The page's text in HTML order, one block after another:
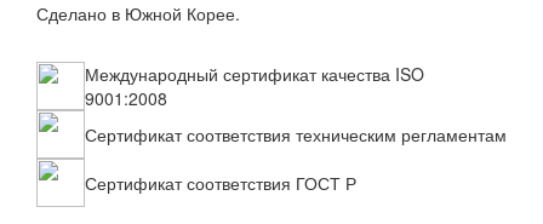
Сделано в Южной Корее.
Международный сертификат качества ISO
9001:2008
Сертификат соответствия техническим регламентам
Сертификат соответствия ГОСТ Р